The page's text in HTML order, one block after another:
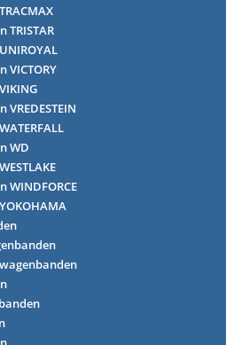
TRISTAR
VICTORY
WD
WINDFORCE